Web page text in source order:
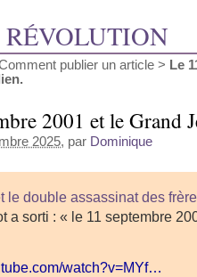
publier un article > Le
2001 et le Grand
2025, par Dominique
le double assassinat des
a sorti : « le 11 septembre
watch?v=MYf…